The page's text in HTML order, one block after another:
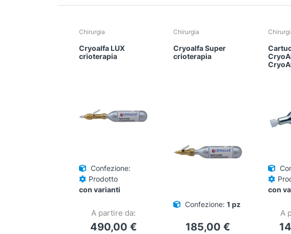
Chirurgia
Cryoalfa LUX
crioterapia
Confezione:
Prodotto
con varianti
A partire da:
490,00 €
Chirurgia
Cryoalfa Super
crioterapia
Confezione: 1 pz
185,00 €
con
A